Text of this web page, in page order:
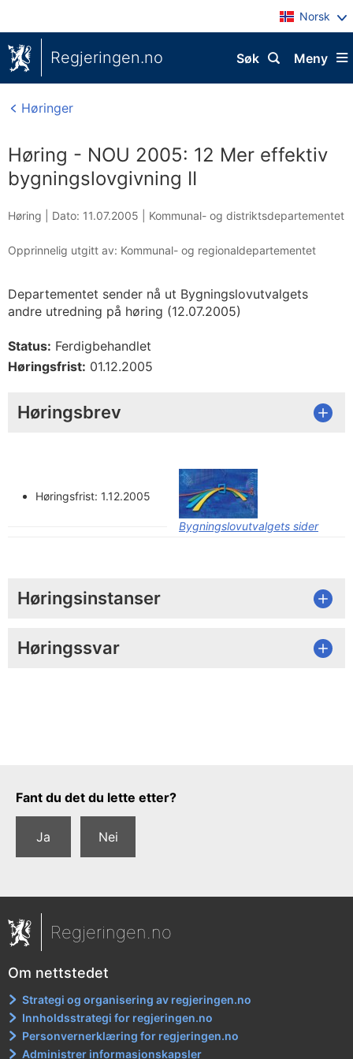
Norsk
Regjeringen.no Meny
Søk
Høringer
Høring - NOU 2005: 12 Mer effektiv
bygningslovgivning II
Høring | Dato: 11.07.2005 Kommunal- og distriktsdepartementet
Opprinnelig utgitt av: Kommunal- og regionaldepartementet
Departementet sender nå ut Bygningslovutvalgets
andre utredning på høring (12.07.2005)
Status: Ferdigbehandlet
Høringsfrist: 01.12.2005
Høringsbrev
Høringsfrist: 1.12.2005
Bygningslovutvalgets sider
Høringsinstanser
Høringssvar
Tilbakemeldingsskjema
Fant du det du lette etter?
Ja Nei
Regjeringen.no
Om nettstedet
Strategi og organisering av regjeringen.no
Innholdsstrategi for regjeringen.no
Personvernerklæring for regjeringen.no
Administrer informasjonskapsler